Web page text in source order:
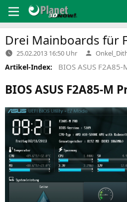
Inhalt
springen
Drei Mainboards für
25.02.2013 16:50 Uhr Verfasst
von
Artikel-Index: BIOS ASUS F2A85-
BIOSASUS F2A85‑M